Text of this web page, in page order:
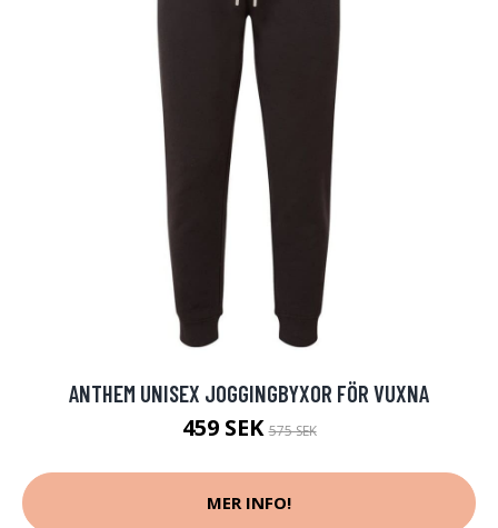
ANTHEM UNISEX JOGGINGBYXOR FÖR VUXNA
459 SEK575 SEK
MER INFO!